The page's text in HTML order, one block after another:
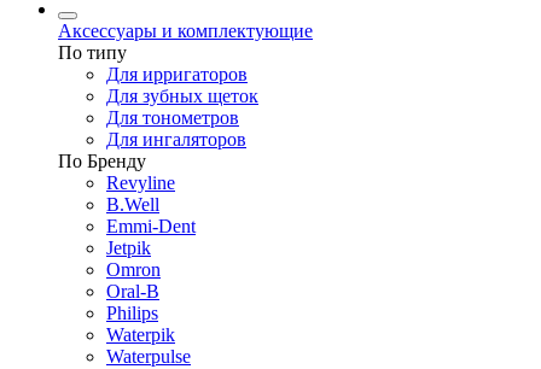
Аксессуары и комплектующие
По типу
Для ирригаторов
Для зубных щеток
Для тонометров
Для ингаляторов
По Бренду
Revyline
B.Well
Emmi-Dent
Jetpik
Omron
Oral-B
Philips
Waterpik
Waterpulse